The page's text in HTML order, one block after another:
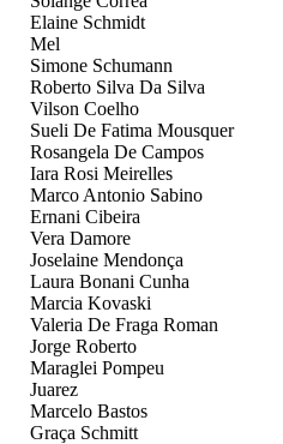
Elaine Schmidt
Mel
Simone Schumann
Roberto Silva Da Silva
Vilson Coelho
Sueli De Fatima Mousquer
Rosangela De Campos
Iara Rosi Meirelles
Marco Antonio Sabino
Ernani Cibeira
Vera Damore
Joselaine Mendonça
Laura Bonani Cunha
Marcia Kovaski
Valeria De Fraga Roman
Jorge Roberto
Maraglei Pompeu
Juarez
Marcelo Bastos
Graça Schmitt